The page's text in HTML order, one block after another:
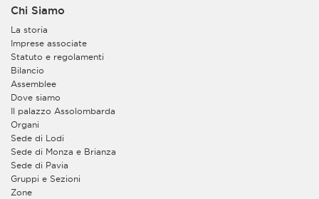
Chi Siamo
La storia
Imprese associate
Statuto e regolamenti
Bilancio
Assemblee
Dove siamo
Il palazzo Assolombarda
Organi
Sede di Lodi
Sede di Monza e Brianza
Sede di Pavia
Gruppi e Sezioni
Zone